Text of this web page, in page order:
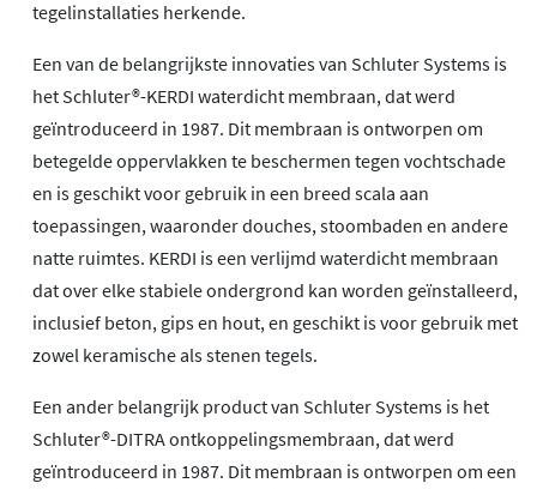
tegelinstallaties herkende.
Een van de belangrijkste innovaties van Schluter Systems is
het Schluter®-KERDI waterdicht membraan, dat werd
geïntroduceerd in 1987. Dit membraan is ontworpen om
betegelde oppervlakken te beschermen tegen vochtschade
en is geschikt voor gebruik in een breed scala aan
toepassingen, waaronder douches, stoombaden en andere
natte ruimtes. KERDI is een verlijmd waterdicht membraan
dat over elke stabiele ondergrond kan worden geïnstalleerd,
inclusief beton, gips en hout, en geschikt is voor gebruik met
zowel keramische als stenen tegels.
Een ander belangrijk product van Schluter Systems is het
Schluter®-DITRA ontkoppelingsmembraan, dat werd
geïntroduceerd in 1987. Dit membraan is ontworpen om een